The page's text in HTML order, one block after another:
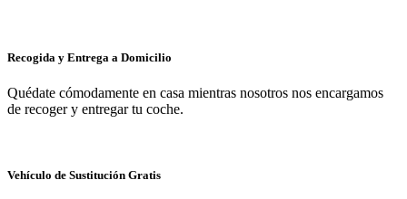
Recogida y Entrega a Domicilio
Quédate cómodamente en casa mientras nosotros nos encargamos
de recoger y entregar tu coche.
Vehículo de Sustitución Gratis